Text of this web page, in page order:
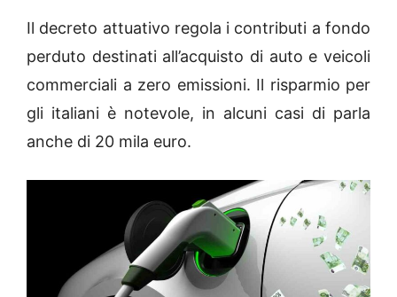
Il decreto attuativo regola i contributi a fondo
perduto destinati all’acquisto di auto e veicoli
commerciali a zero emissioni. Il risparmio per
gli italiani è notevole, in alcuni casi di parla
anche di 20 mila euro.